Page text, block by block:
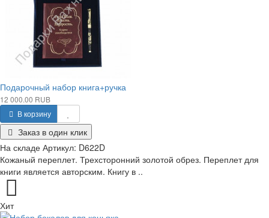
Подарочный набор книга+ручка
12 000.00 RUB
В корзину
Заказ в один клик
На складе Артикул: D622D
Кожаный переплет. Трехсторонний золотой обрез. Переплет для
книги является авторским. Книгу в ..
Хит